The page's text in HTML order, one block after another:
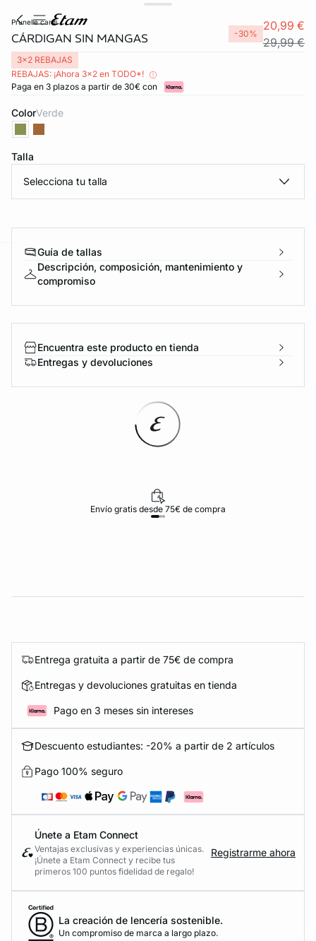
prunelle cardi
CÁRDIGAN SIN MANGAS -30%
20,99 €
29,99 €
3x2 REBAJAS
REBAJAS: ¡Ahora 3x2 en TODO*!
Paga en 3 plazos a partir de 30€ con
Color verde
Talla
Selecciona tu talla
Guía de tallas
Descripción, composición, mantenimiento y
compromiso
Encuentra este producto en tienda
Entregas y devoluciones
Envío gratis desde 75€ de compra
Entrega gratuita a partir de 75€ de compra
Entregas y devoluciones gratuitas en tienda
Pago en 3 meses sin intereses
Descuento estudiantes: -20% a partir de 2 artículos
Pago 100% seguro
Únete a Etam Connect
Ventajas exclusivas y experiencias únicas.
¡Únete a Etam Connect y recibe tus
primeros 100 puntos fidelidad de regalo!
Registrarme ahora
La creación de lencería sostenible.
Un compromiso de marca a largo plazo.